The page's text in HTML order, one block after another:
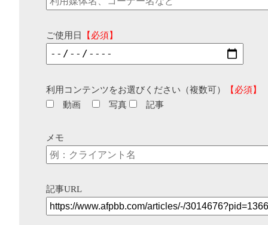
ご使用日 【必須】
利用コンテンツをお選びください（複数可）
【必須】
動画
写真 記事
メモ
記事URL